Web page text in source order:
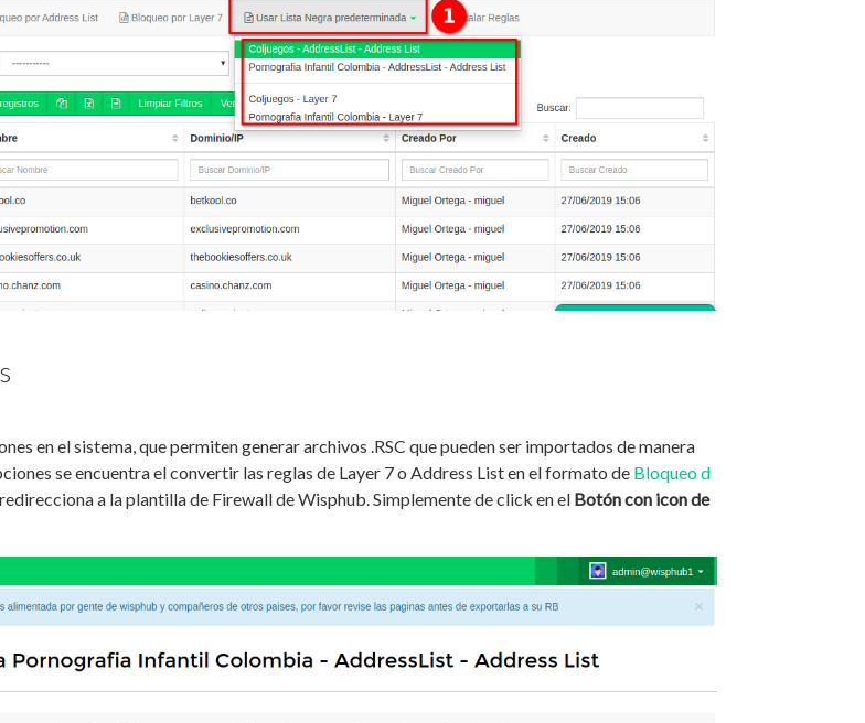
en el sistema, que permiten generar archivos .RSC que pueden ser importados de manera
se encuentra el convertir las reglas de Layer 7 o Address List en el formato de Bloqueo d
a la plantilla de Firewall de Wisphub. Simplemente de click en el Botón con icon de